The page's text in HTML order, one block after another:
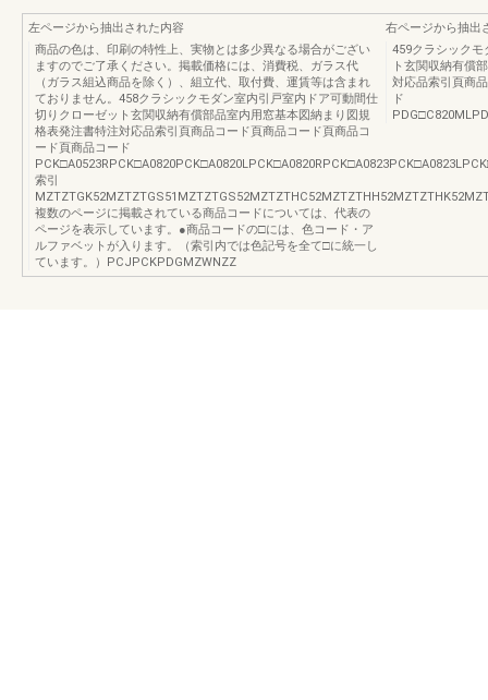
左ページから抽出された内容
商品の色は、印刷の特性上、実物とは多少異なる場合がござい
ますのでご了承ください。掲載価格には、消費税、ガラス代
（ガラス組込商品を除く）、組立代、取付費、運賃等は含まれ
ておりません。458クラシックモダン室内引戸室内ドア可動間仕
切りクローゼット玄関収納有償部品室内用窓基本図納まり図規
格表発注書特注対応品索引頁商品コード頁商品コード頁商品コ
ード頁商品コード
索引
複数のページに掲載されている商品コードについては、代表の
ページを表示しています。●商品コードの□には、色コード・ア
ルファベットが入ります。（索引内では色記号を全て□に統一し
ています。）PCJPCKPDGMZWNZZ
右ページから抽出
459クラシックモ
ト玄関収納有償
対応品索引頁商
ド